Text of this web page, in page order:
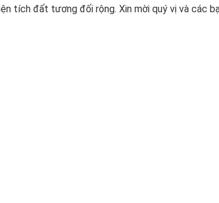
tích đất tương đối rộng. Xin mời quý vị và các